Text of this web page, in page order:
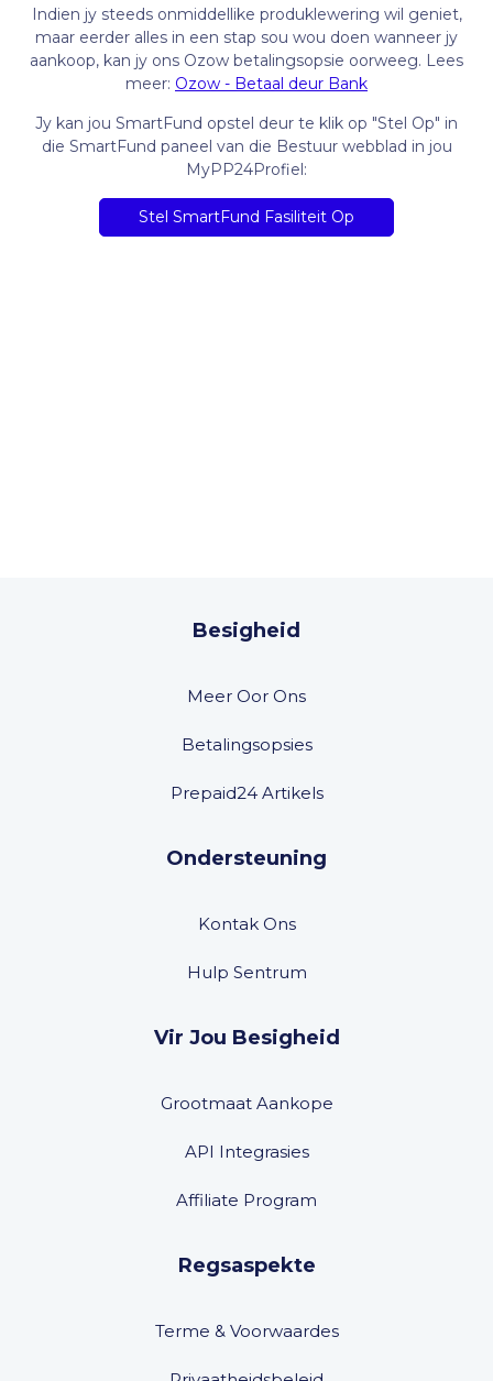
Indien jy steeds onmiddellike produklewering wil geniet,
maar eerder alles in een stap sou wou doen wanneer jy
aankoop, kan jy ons Ozow betalingsopsie oorweeg. Lees
meer: Ozow - Betaal deur Bank
Jy kan jou SmartFund opstel deur te klik op "Stel Op" in
die SmartFund paneel van die Bestuur webblad in jou
MyPP24Profiel:
Stel SmartFund Fasiliteit Op
Besigheid
Meer Oor Ons
Betalingsopsies
Prepaid24 Artikels
Ondersteuning
Kontak Ons
Hulp Sentrum
Vir Jou Besigheid
Grootmaat Aankope
API Integrasies
Affiliate Program
Regsaspekte
Terme & Voorwaardes